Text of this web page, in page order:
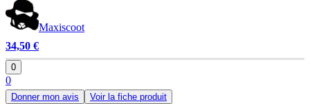
Maxiscoot
34,50 €
0
0
Donner mon avis Voir la fiche produit